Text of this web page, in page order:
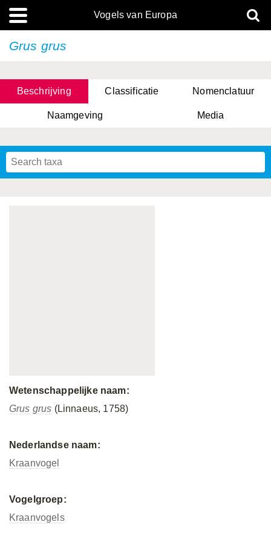
Vogels van Europa
Grus grus
Beschrijving Classificatie Nomenclatuur
Naamgeving Media
Wetenschappelijke naam:
Grus grus (Linnaeus, 1758)
Nederlandse naam:
Kraanvogel
Vogelgroep:
Kraanvogels